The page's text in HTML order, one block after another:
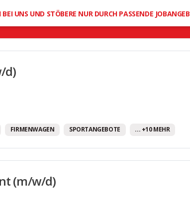
Moderne Arbeitsausstattung
Offene Feedbackkultur
Sportangebote
Unbefristete Arbeitsverträge
Urlaubsgeld
BEI UNS UND STÖBERE NUR DURCH PASSENDE
d)
FIRMENWAGEN SPORTANGEBOTE ... +10 MEHR
(m/w/d)